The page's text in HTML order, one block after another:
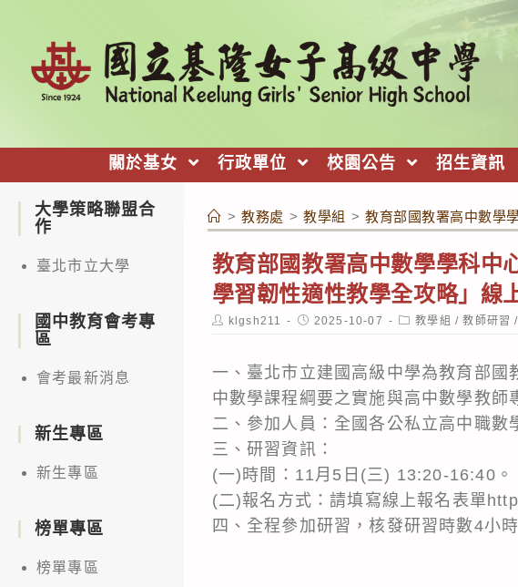
關於基女 行政單位 校園公告 招生資訊
> 教務處 > 教學組 > 教育部國教署高中數學
教育部國教署高中數學學科中
學習韌性適性教學全攻略」線
Post
author:
klgsh211
Post
published:
2025-10-07
Post
category:
教學組 / 教師研習 /
一、臺北市立建國高級中學為教育部
中數學課程綱要之實施與高中數學教師
二、參加人員：全國各公私立高中職數
三、研習資訊：
(一)時間：11月5日(三) 13:20-16:40。
(二)報名方式：請填寫線上報名表單
四、全程參加研習，核發研習時數4小時
大學策略聯盟合
作
臺北市立大學
國中教育會考專
區
會考最新消息
新生專區
新生專區
榜單專區
榜單專區